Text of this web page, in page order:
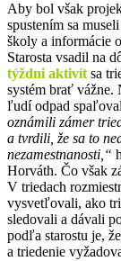
Aby bol však
spustením sa
školy a informácie
Starosta vsadil na
týždni aktivít sa
systém brať vážne.
ľudí odpad
oznámili zámer
a tvrdili, že sa to
nezamestnanosti,“
Horváth. Čo však
V triedach
vysvetľovali, ako
sledovali a dávali
podľa starostu je,
a triedenie